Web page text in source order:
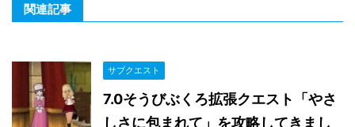
関連記事
サブクエスト
7.0そうびぶくろ拡張クエスト「やさ
しさに包まれて」を攻略してきまし